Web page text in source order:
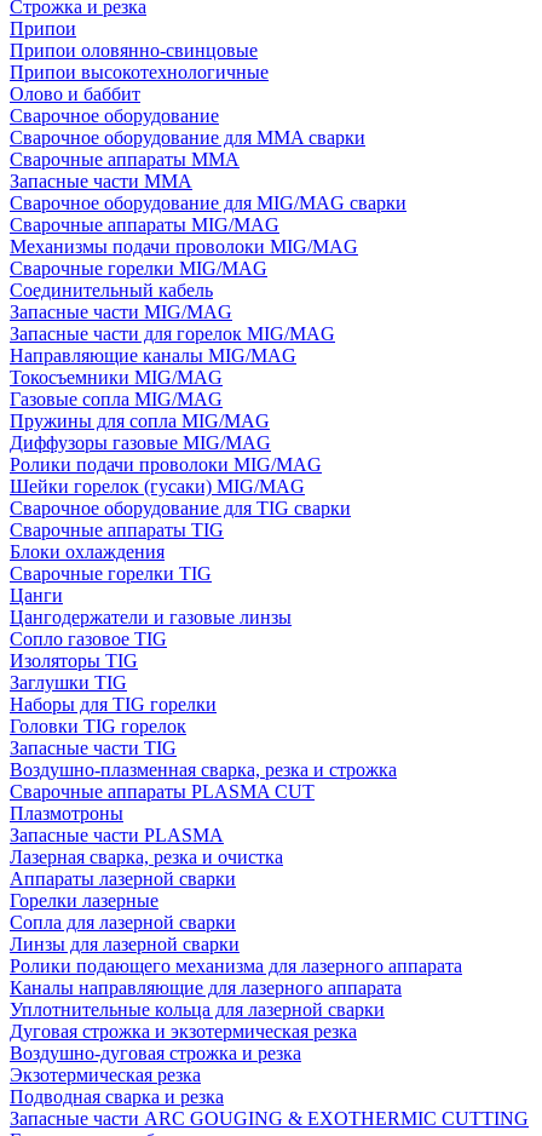
Строжка и резка
Припои
Припои оловянно-свинцовые
Припои высокотехнологичные
Олово и баббит
Сварочное оборудование
Сварочное оборудование для MMA сварки
Сварочные аппараты MMA
Запасные части MMA
Сварочное оборудование для MIG/MAG сварки
Сварочные аппараты MIG/MAG
Механизмы подачи проволоки MIG/MAG
Сварочные горелки MIG/MAG
Соединительный кабель
Запасные части MIG/MAG
Запасные части для горелок MIG/MAG
Направляющие каналы MIG/MAG
Токосъемники MIG/MAG
Газовые сопла MIG/MAG
Пружины для сопла MIG/MAG
Диффузоры газовые MIG/MAG
Ролики подачи проволоки MIG/MAG
Шейки горелок (гусаки) MIG/MAG
Сварочное оборудование для TIG сварки
Сварочные аппараты TIG
Блоки охлаждения
Сварочные горелки TIG
Цанги
Цангодержатели и газовые линзы
Сопло газовое TIG
Изоляторы TIG
Заглушки TIG
Наборы для TIG горелки
Головки TIG горелок
Запасные части TIG
Воздушно-плазменная сварка, резка и строжка
Сварочные аппараты PLASMA CUT
Плазмотроны
Запасные части PLASMA
Лазерная сварка, резка и очистка
Аппараты лазерной сварки
Горелки лазерные
Сопла для лазерной сварки
Линзы для лазерной сварки
Ролики подающего механизма для лазерного аппарата
Каналы направляющие для лазерного аппарата
Уплотнительные кольца для лазерной сварки
Дуговая строжка и экзотермическая резка
Воздушно-дуговая строжка и резка
Экзотермическая резка
Подводная сварка и резка
Запасные части ARC GOUGING & EXOTHERMIC CUTTING